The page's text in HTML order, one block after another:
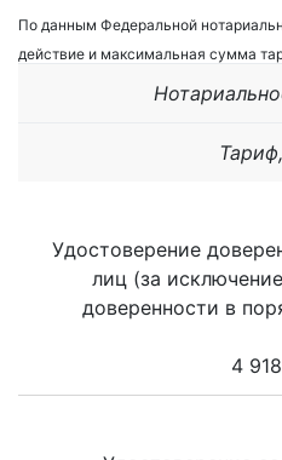
По данным Федеральной
действие и максимальная сумма
Удостоверение
лиц (за
доверенности в
4